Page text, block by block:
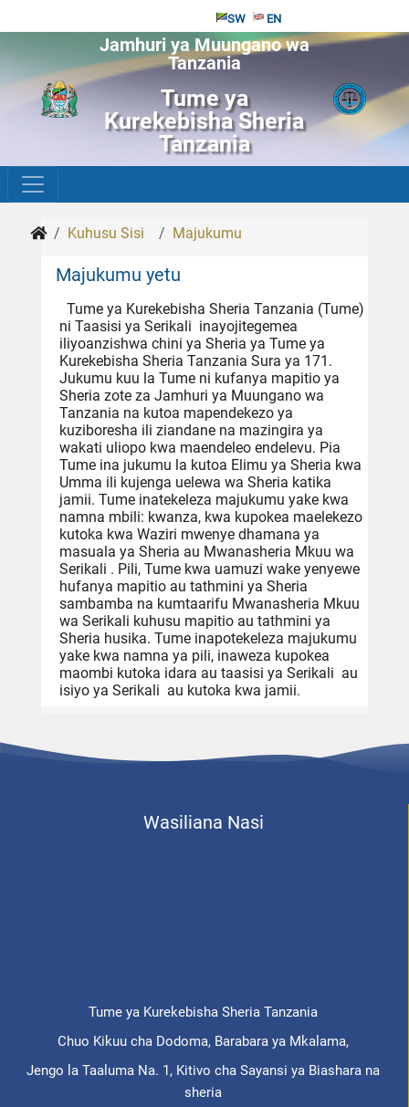
SW EN
Jamhuri ya Muungano wa
Tanzania
Tume ya
Kurekebisha Sheria
Tanzania
Kuhusu Sisi Majukumu
Majukumu yetu
Tume ya Kurekebisha Sheria Tanzania (Tume)
ni Taasisi ya Serikali inayojitegemea
iliyoanzishwa chini ya Sheria ya Tume ya
Kurekebisha Sheria Tanzania Sura ya 171.
Jukumu kuu la Tume ni kufanya mapitio ya
Sheria zote za Jamhuri ya Muungano wa
Tanzania na kutoa mapendekezo ya
kuziboresha ili ziandane na mazingira ya
wakati uliopo kwa maendeleo endelevu. Pia
Tume ina jukumu la kutoa Elimu ya Sheria kwa
Umma ili kujenga uelewa wa Sheria katika
jamii. Tume inatekeleza majukumu yake kwa
namna mbili: kwanza, kwa kupokea maelekezo
kutoka kwa Waziri mwenye dhamana ya
masuala ya Sheria au Mwanasheria Mkuu wa
Serikali . Pili, Tume kwa uamuzi wake yenyewe
hufanya mapitio au tathmini ya Sheria
sambamba na kumtaarifu Mwanasheria Mkuu
wa Serikali kuhusu mapitio au tathmini ya
Sheria husika. Tume inapotekeleza majukumu
yake kwa namna ya pili, inaweza kupokea
maombi kutoka idara au taasisi ya Serikali au
isiyo ya Serikali au kutoka kwa jamii.
Wasiliana Nasi
Tume ya Kurekebisha Sheria Tanzania
Chuo Kikuu cha Dodoma, Barabara ya Mkalama,
Jengo la Taaluma Na. 1, Kitivo cha Sayansi ya Biashara na
sheria